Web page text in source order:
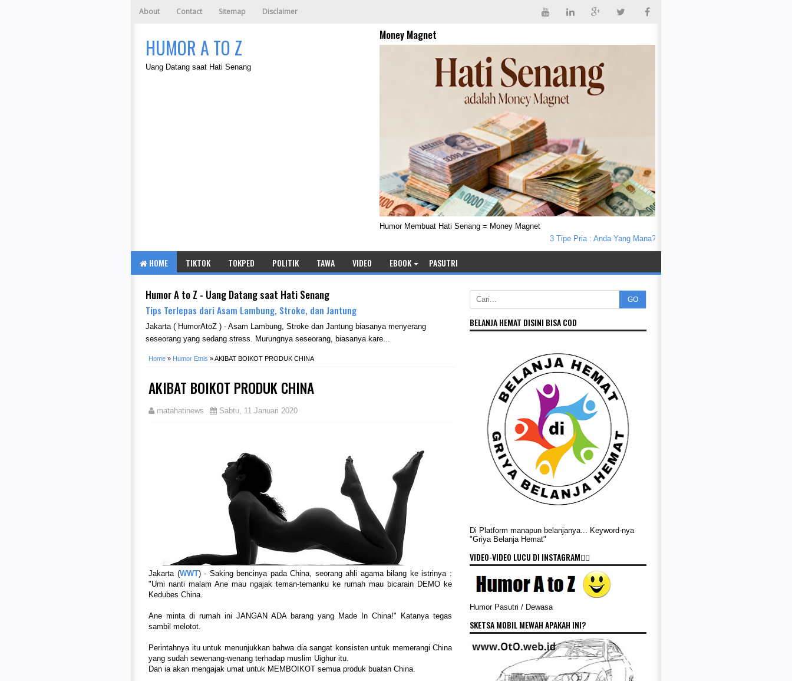
About Contact Sitemap Disclaimer
HUMOR A TO Z
Uang Datang saat Hati Senang
Money Magnet
Humor Membuat Hati Senang = Money Magnet
3 Tipe Pria : Anda Yang Mana?
Seorang Bapak Kena Batunya
HOME TIKTOK TOKPED POLITIK TAWA VIDEO EBOOK PASUTRI
Humor A to Z - Uang Datang saat Hati Senang
Tips Terlepas dari Asam Lambung, Stroke, dan Jantung
Jakarta ( HumorAtoZ ) - Asam Lambung, Stroke dan Jantung biasanya menyerang
seseorang yang sedang stress. Murungnya seseorang, biasanya kare...
Home » Humor Etnis »AKIBAT BOIKOT PRODUK CHINA
AKIBAT BOIKOT PRODUK CHINA
matahatinews Sabtu, 11 Januari 2020
Jakarta (WWT) - Saking bencinya pada China, seorang ahli agama bilang ke istrinya :
"Umi nanti malam Ane mau ngajak teman-temanku ke rumah mau bicarain DEMO ke
Kedubes China.
Ane minta di rumah ini JANGAN ADA barang yang Made In China!" Katanya tegas
sambil melotot.
Perintahnya itu untuk menunjukkan bahwa dia sangat konsisten untuk memerangi China
yang sudah sewenang-wenang terhadap muslim Uighur itu.
Dan ia akan mengajak umat untuk MEMBOIKOT semua produk buatan China.
GO
BELANJA HEMAT DISINI BISA COD
Di Platform manapun belanjanya... Keyword-nya
"Griya Belanja Hemat"
VIDEO-VIDEO LUCU DI INSTAGRAM👇🏻
Humor Pasutri / Dewasa
SKETSA MOBIL MEWAH APAKAH INI?